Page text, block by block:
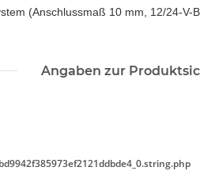
(Anschlussmaß 10 mm, 12/24-
Angaben zur